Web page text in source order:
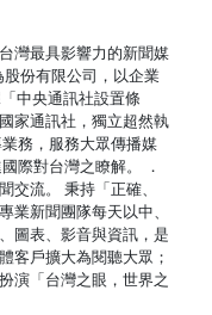
灣最具影響力的新聞媒
份有限公司，以企業
中央通訊社設置條
家通訊社，獨立超然執
務，服務大眾傳播媒
際對台灣之瞭解。 ．
交流。 秉持「正確、
業新聞團隊每天以中、
圖表、影音與資訊，是
客戶擴大為閱聽大眾；
演「台灣之眼，世界之